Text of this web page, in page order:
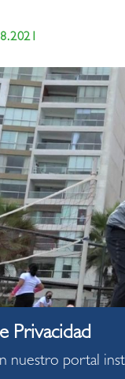
nuestro portal